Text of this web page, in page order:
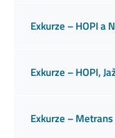
Exkurze – HOPI a
Exkurze – HOPI,
Exkurze –